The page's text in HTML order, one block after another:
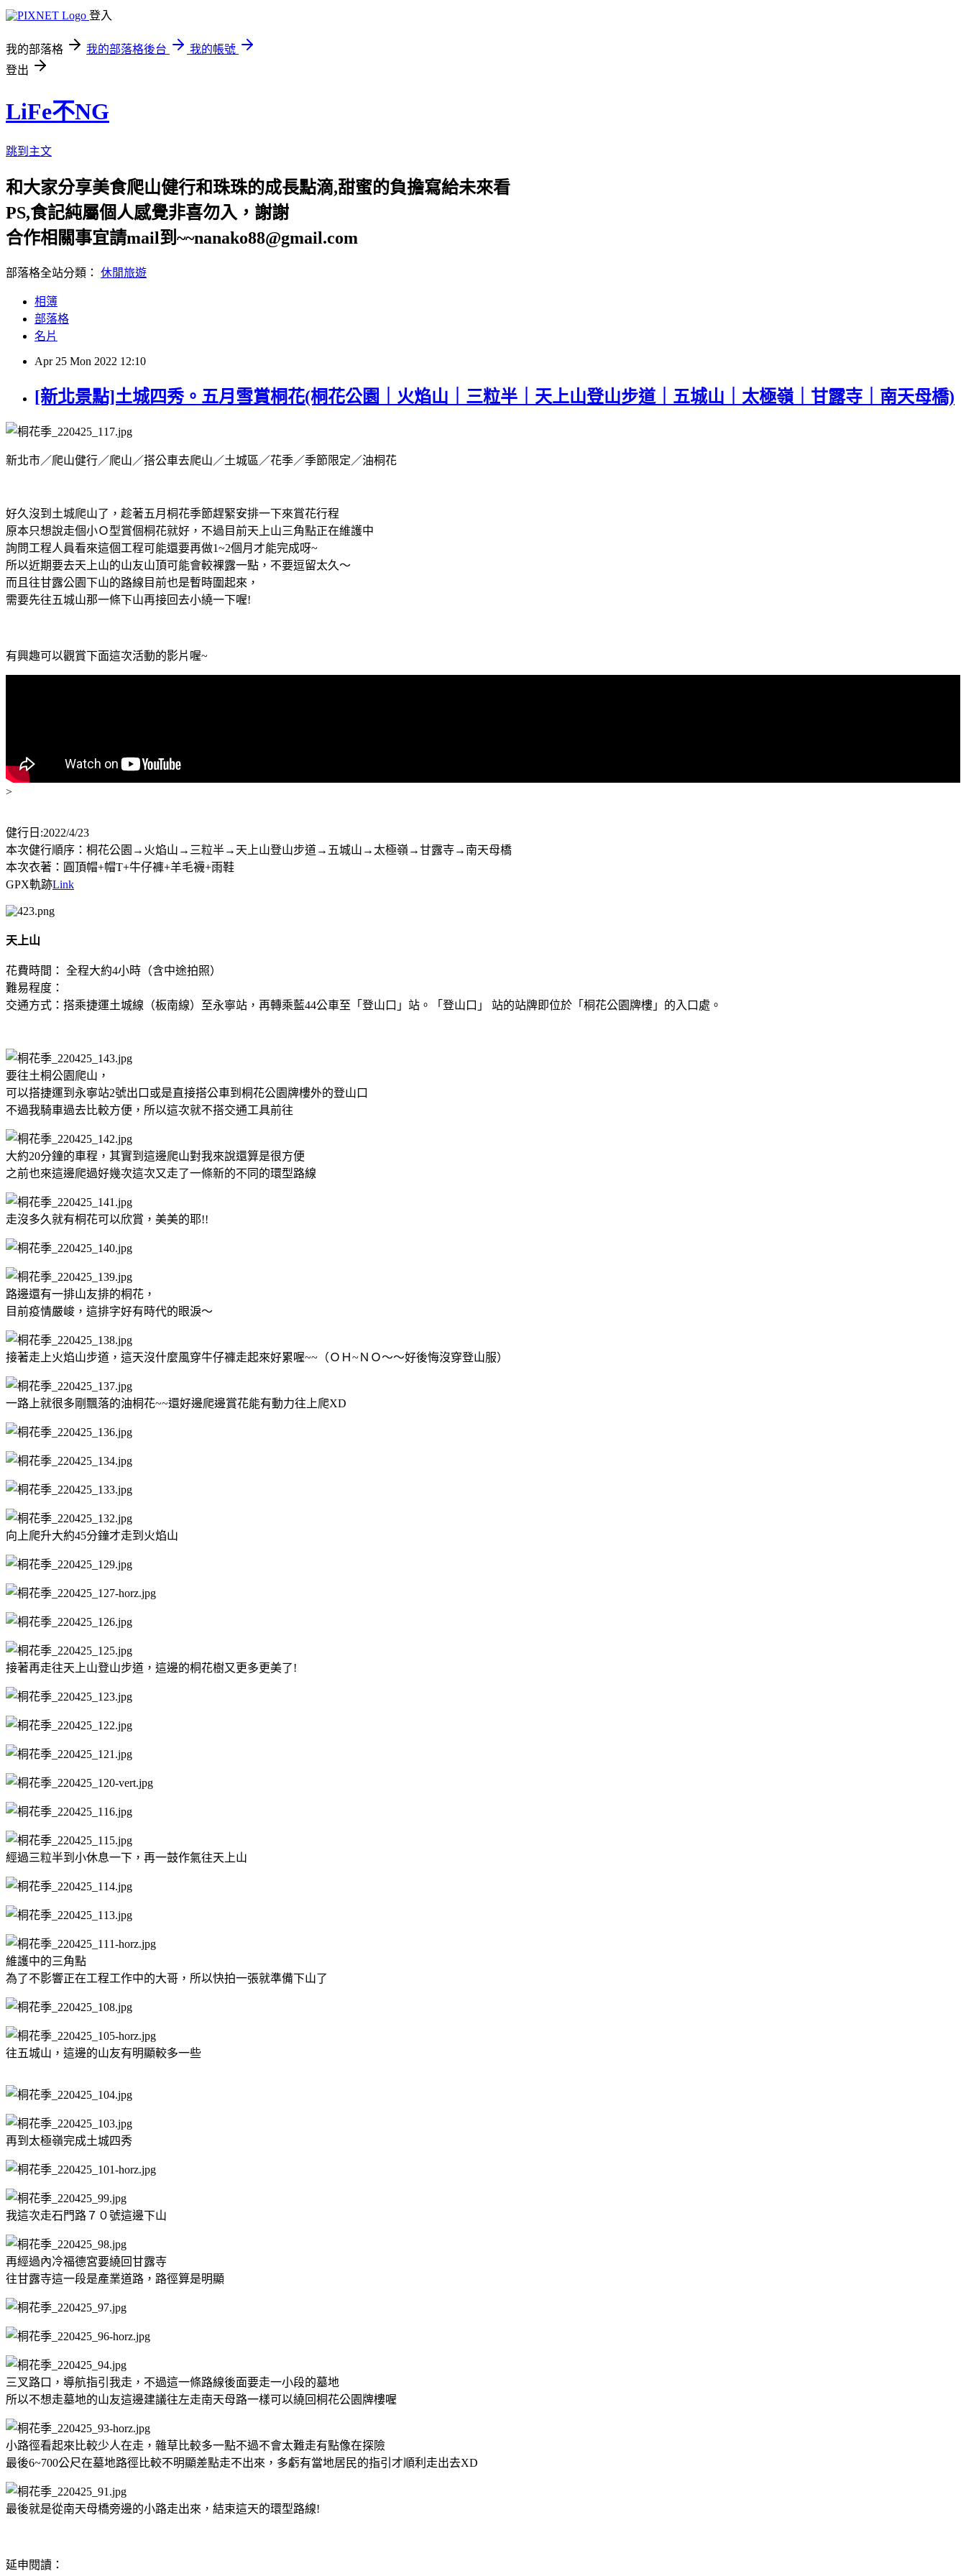
登入
我的部落格 我的部落格後台
我的帳號
登出
LiFe不NG
跳到主文
和大家分享美食爬山健行和珠珠的成長點滴,甜蜜的負擔寫給未來看
PS,食記純屬個人感覺非喜勿入，謝謝
合作相關事宜請mail到~~nanako88@gmail.com
部落格全站分類： 休閒旅遊
相簿
部落格
名片
Apr 25 Mon 2022 12:10
[新北景點]土城四秀。五月雪賞桐花(桐花公園｜火焰山｜三粒半｜天上山登山步道｜五城山｜太極嶺｜甘露寺｜南天母橋)
新北市／爬山健行／爬山／搭公車去爬山／土城區／花季／季節限定／油桐花
好久沒到土城爬山了，趁著五月桐花季節趕緊安排一下來賞花行程
原本只想說走個小Ｏ型賞個桐花就好，不過目前天上山三角點正在維護中
詢問工程人員看來這個工程可能還要再做1~2個月才能完成呀~
所以近期要去天上山的山友山頂可能會較裸露一點，不要逗留太久～
而且往甘露公園下山的路線目前也是暫時圍起來，
需要先往五城山那一條下山再接回去小繞一下喔!
有興趣可以觀賞下面這次活動的影片喔~
>
健行日:2022/4/23
本次健行順序：桐花公園→火焰山→三粒半→天上山登山步道→五城山→太極嶺→甘露寺→南天母橋
本次衣著：圓頂帽+帽T+牛仔褲+羊毛襪+雨鞋
GPX軌跡Link
天上山
花費時間： 全程大約4小時（含中途拍照）
難易程度：
交通方式：搭乘捷運土城線（板南線）至永寧站，再轉乘藍44公車至「登山口」站。「登山口」 站的站牌即位於「桐花公園牌樓」的入口處。
要往土桐公園爬山，
可以搭捷運到永寧站2號出口或是直接搭公車到桐花公園牌樓外的登山口
不過我騎車過去比較方便，所以這次就不搭交通工具前往
大約20分鐘的車程，其實到這邊爬山對我來說還算是很方便
之前也來這邊爬過好幾次這次又走了一條新的不同的環型路線
走沒多久就有桐花可以欣賞，美美的耶!!
路邊還有一排山友排的桐花，
目前疫情嚴峻，這排字好有時代的眼淚～
接著走上火焰山步道，這天沒什麼風穿牛仔褲走起來好累喔~~（ＯＨ~ＮＯ～～好後悔沒穿登山服）
一路上就很多剛飄落的油桐花~~還好邊爬邊賞花能有動力往上爬XD
向上爬升大約45分鐘才走到火焰山
接著再走往天上山登山步道，這邊的桐花樹又更多更美了!
經過三粒半到小休息一下，再一鼓作氣往天上山
維護中的三角點
為了不影響正在工程工作中的大哥，所以快拍一張就準備下山了
往五城山，這邊的山友有明顯較多一些
再到太極嶺完成土城四秀
我這次走石門路７０號這邊下山
再經過內冷福德宮要繞回甘露寺
往甘露寺這一段是產業道路，路徑算是明顯
三叉路口，導航指引我走，不過這一條路線後面要走一小段的墓地
所以不想走墓地的山友這邊建議往左走南天母路一樣可以繞回桐花公園牌樓喔
小路徑看起來比較少人在走，雜草比較多一點不過不會太難走有點像在探險
最後6~700公尺在墓地路徑比較不明顯差點走不出來，多虧有當地居民的指引才順利走出去XD
最後就是從南天母橋旁邊的小路走出來，結束這天的環型路線!
延申閱讀：